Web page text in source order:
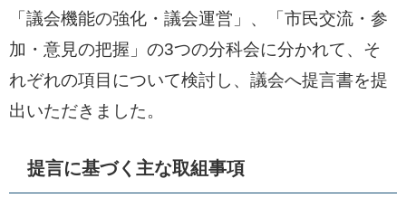
「議会機能の強化・議会運営」、「市民交流・参
加・意見の把握」の3つの分科会に分かれて、そ
れぞれの項目について検討し、議会へ提言書を提
出いただきました。
提言に基づく主な取組事項